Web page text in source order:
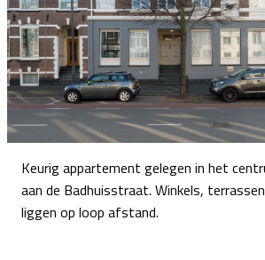
Keurig appartement gelegen in het
aan de Badhuisstraat. Winkels,
liggen op loop afstand.